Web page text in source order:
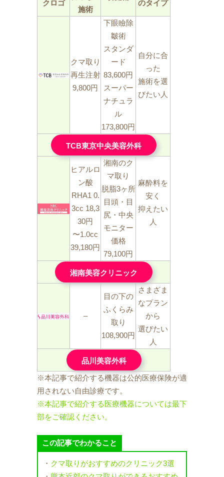
クロゴ
施術
のタイプ
クマ取り
再生注射
9,800円
下眼瞼除
皺術
スタンダ
ード
83,600円
スーパー
ナチュラ
ル
173,800円
自分に合
った
施術を選
びたい人
TCB東京中央美容外科
ヒアルロ
ン酸
RHA1 0.
3cc 18,3
30円
〜1.0cc
39,180円
湘南のク
マ取り
脱脂3ヶ所
目頭・目
尻・中央
モニター
価格
79,100円
麻酔料を
安く
抑えたい
人
湘南美容クリニック
–
目の下の
ふくらみ
取り
108,900円
さまざま
なプラン
から
選びたい
人
品川美容外科
※本記事で紹介する機器は公的医療保険が適
用されない自由診療です。
※本記事で紹介する医療機器については最下
部をご確認ください。
この記事でわかること
・ クマ取りがおすすめのクリニック3選